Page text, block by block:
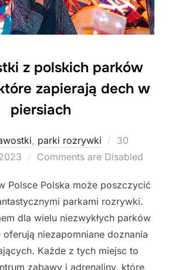
z polskich parków
zapierają dech w
piersiach
, parki rozrywki
Posted
on
30
Comments are Disabled
Polsce Polska może poszczycić
parkami rozrywki.
dla wielu niezwykłych parków
niezapomniane doznania
Każde z tych miejsc to
zabawy i adrenaliny, które